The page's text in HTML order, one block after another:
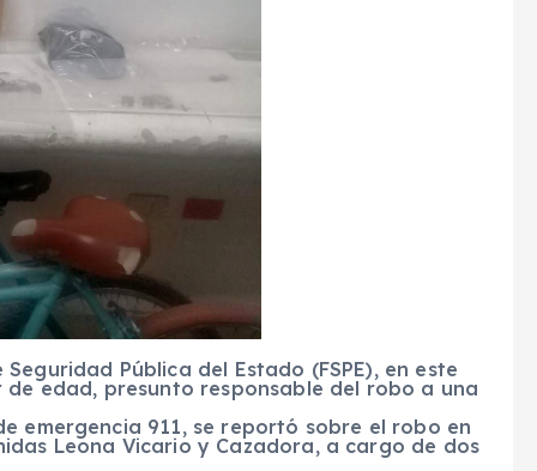
Pública del Estado (FSPE), en este
edad, presunto responsable del robo a una
emergencia 911, se reportó sobre el robo en
Leona Vicario y Cazadora, a cargo de dos